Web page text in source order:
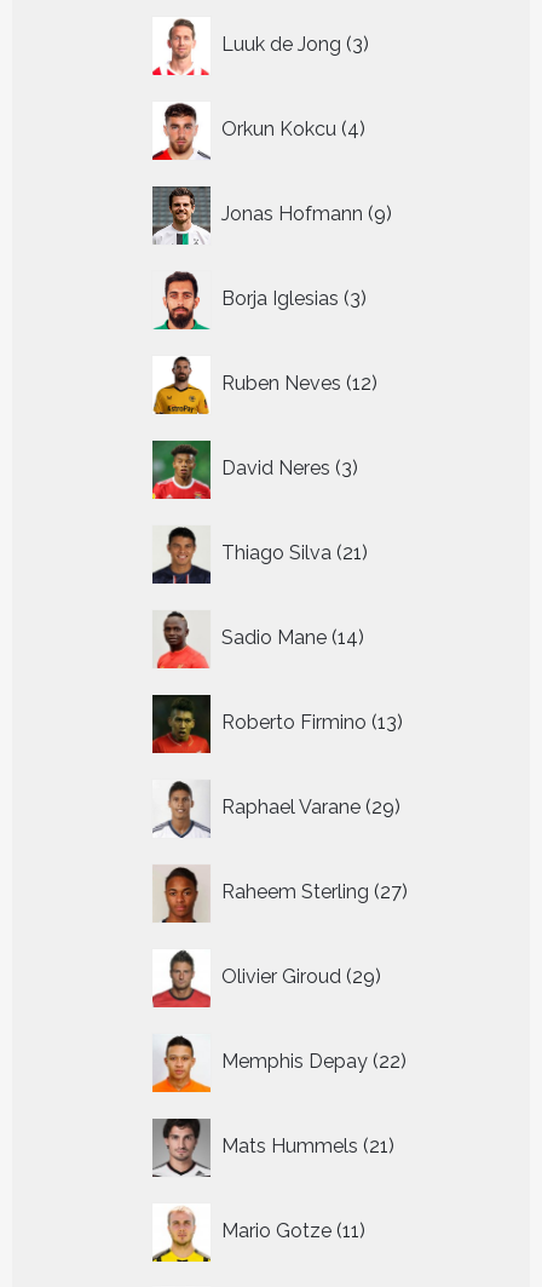
Luuk de Jong 3
producten
Orkun Kokcu 4
producten
Jonas Hofmann 9
producten
Borja Iglesias 3
producten
Ruben Neves 12
producten
David Neres 3
producten
Thiago Silva 21
producten
Sadio Mane 14
producten
Roberto Firmino 13
producten
Raphael Varane 29
producten
Raheem Sterling 27
producten
Olivier Giroud 29
producten
Memphis Depay 22
producten
Mats Hummels 21
producten
Mario Gotze 11
producten